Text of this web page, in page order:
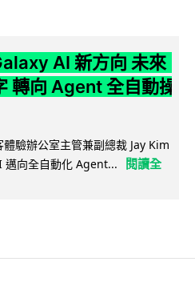
AI 新方向 未來
轉向 Agent 全自動操
驗辦公室主管兼副總裁 Jay Kim
邁向全自動化 Agent...
閱讀全